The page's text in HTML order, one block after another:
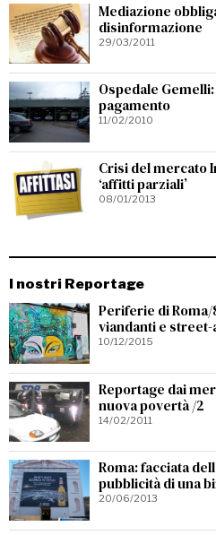
Mediazione
disinformazione
29/03/2011
Ospedale
pagamento
11/02/2010
Crisi del mercato
‘affitti parziali’
08/01/2013
I nostri Reportage
Periferie di
viandanti e
10/12/2015
Reportage dai
nuova povertà /2
14/02/2011
Roma: facciata
pubblicità di una
20/06/2013